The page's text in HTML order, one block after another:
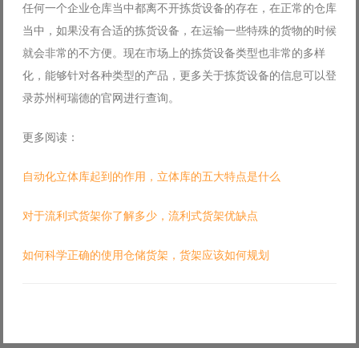
任何一个企业仓库当中都离不开拣货设备的存在，在正常的仓库
当中，如果没有合适的拣货设备，在运输一些特殊的货物的时候
就会非常的不方便。现在市场上的拣货设备类型也非常的多样
化，能够针对各种类型的产品，更多关于拣货设备的信息可以登
录苏州柯瑞德的官网进行查询。
更多阅读：
自动化立体库起到的作用，立体库的五大特点是什么
对于流利式货架你了解多少，流利式货架优缺点
如何科学正确的使用仓储货架，货架应该如何规划